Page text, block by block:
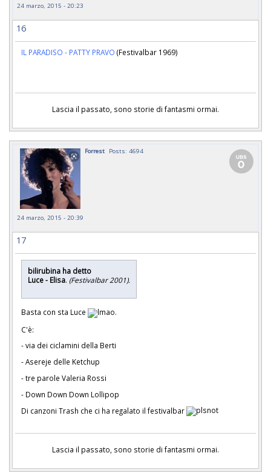
24 marzo, 2015 - 20:23
16
IL PARADISO - PATTY PRAVO (Festivalbar 1969)
Lascia il passato, sono storie di fantasmi ormai.
Forrest Posts: 4694
24 marzo, 2015 - 20:39
17
bilirubina ha detto
Luce - Elisa. (Festivalbar 2001).
Basta con sta Luce
.
C'è:
- via dei ciclamini della Berti
- Asereje delle Ketchup
- tre parole Valeria Rossi
- Down Down Down Lollipop
Di canzoni Trash che ci ha regalato il festivalbar
Lascia il passato, sono storie di fantasmi ormai.